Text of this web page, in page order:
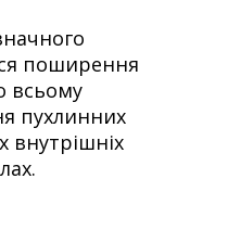
поширення
всьому
пухлинних
внутрішніх